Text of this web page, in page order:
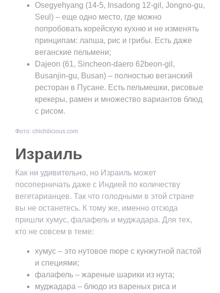
Osegyehyang (14-5, Insadong 12-gil, Jongno-gu,
Seul) – еще одно место, где можно
попробовать корейскую кухню и не изменять
принципам: лапша, рис и грибы. Есть даже
веганские пельмени;
Dajeon (61, Sincheon-daero 62beon-gil,
Busanjin-gu, Busan) – полностью веганский
ресторан в Пусане. Есть пельмешки, рисовые
крекеры, рамен и множество вариантов блюд
с рисом.
Фото: chichilicious.com
Израиль
Как ни удивительно, но Израиль может
посоперничать даже с Индией по количеству
вегетарианцев. Так что голодными в этой стране
вы не останетесь. К тому же, именно отсюда
пришли хумус, фалафель и муджадара. Для тех,
кто не совсем в теме:
хумус – это нутовое пюре с кунжутной пастой
и специями;
фалафель – жареные шарики из нута;
муджадара – блюдо из вареных риса и